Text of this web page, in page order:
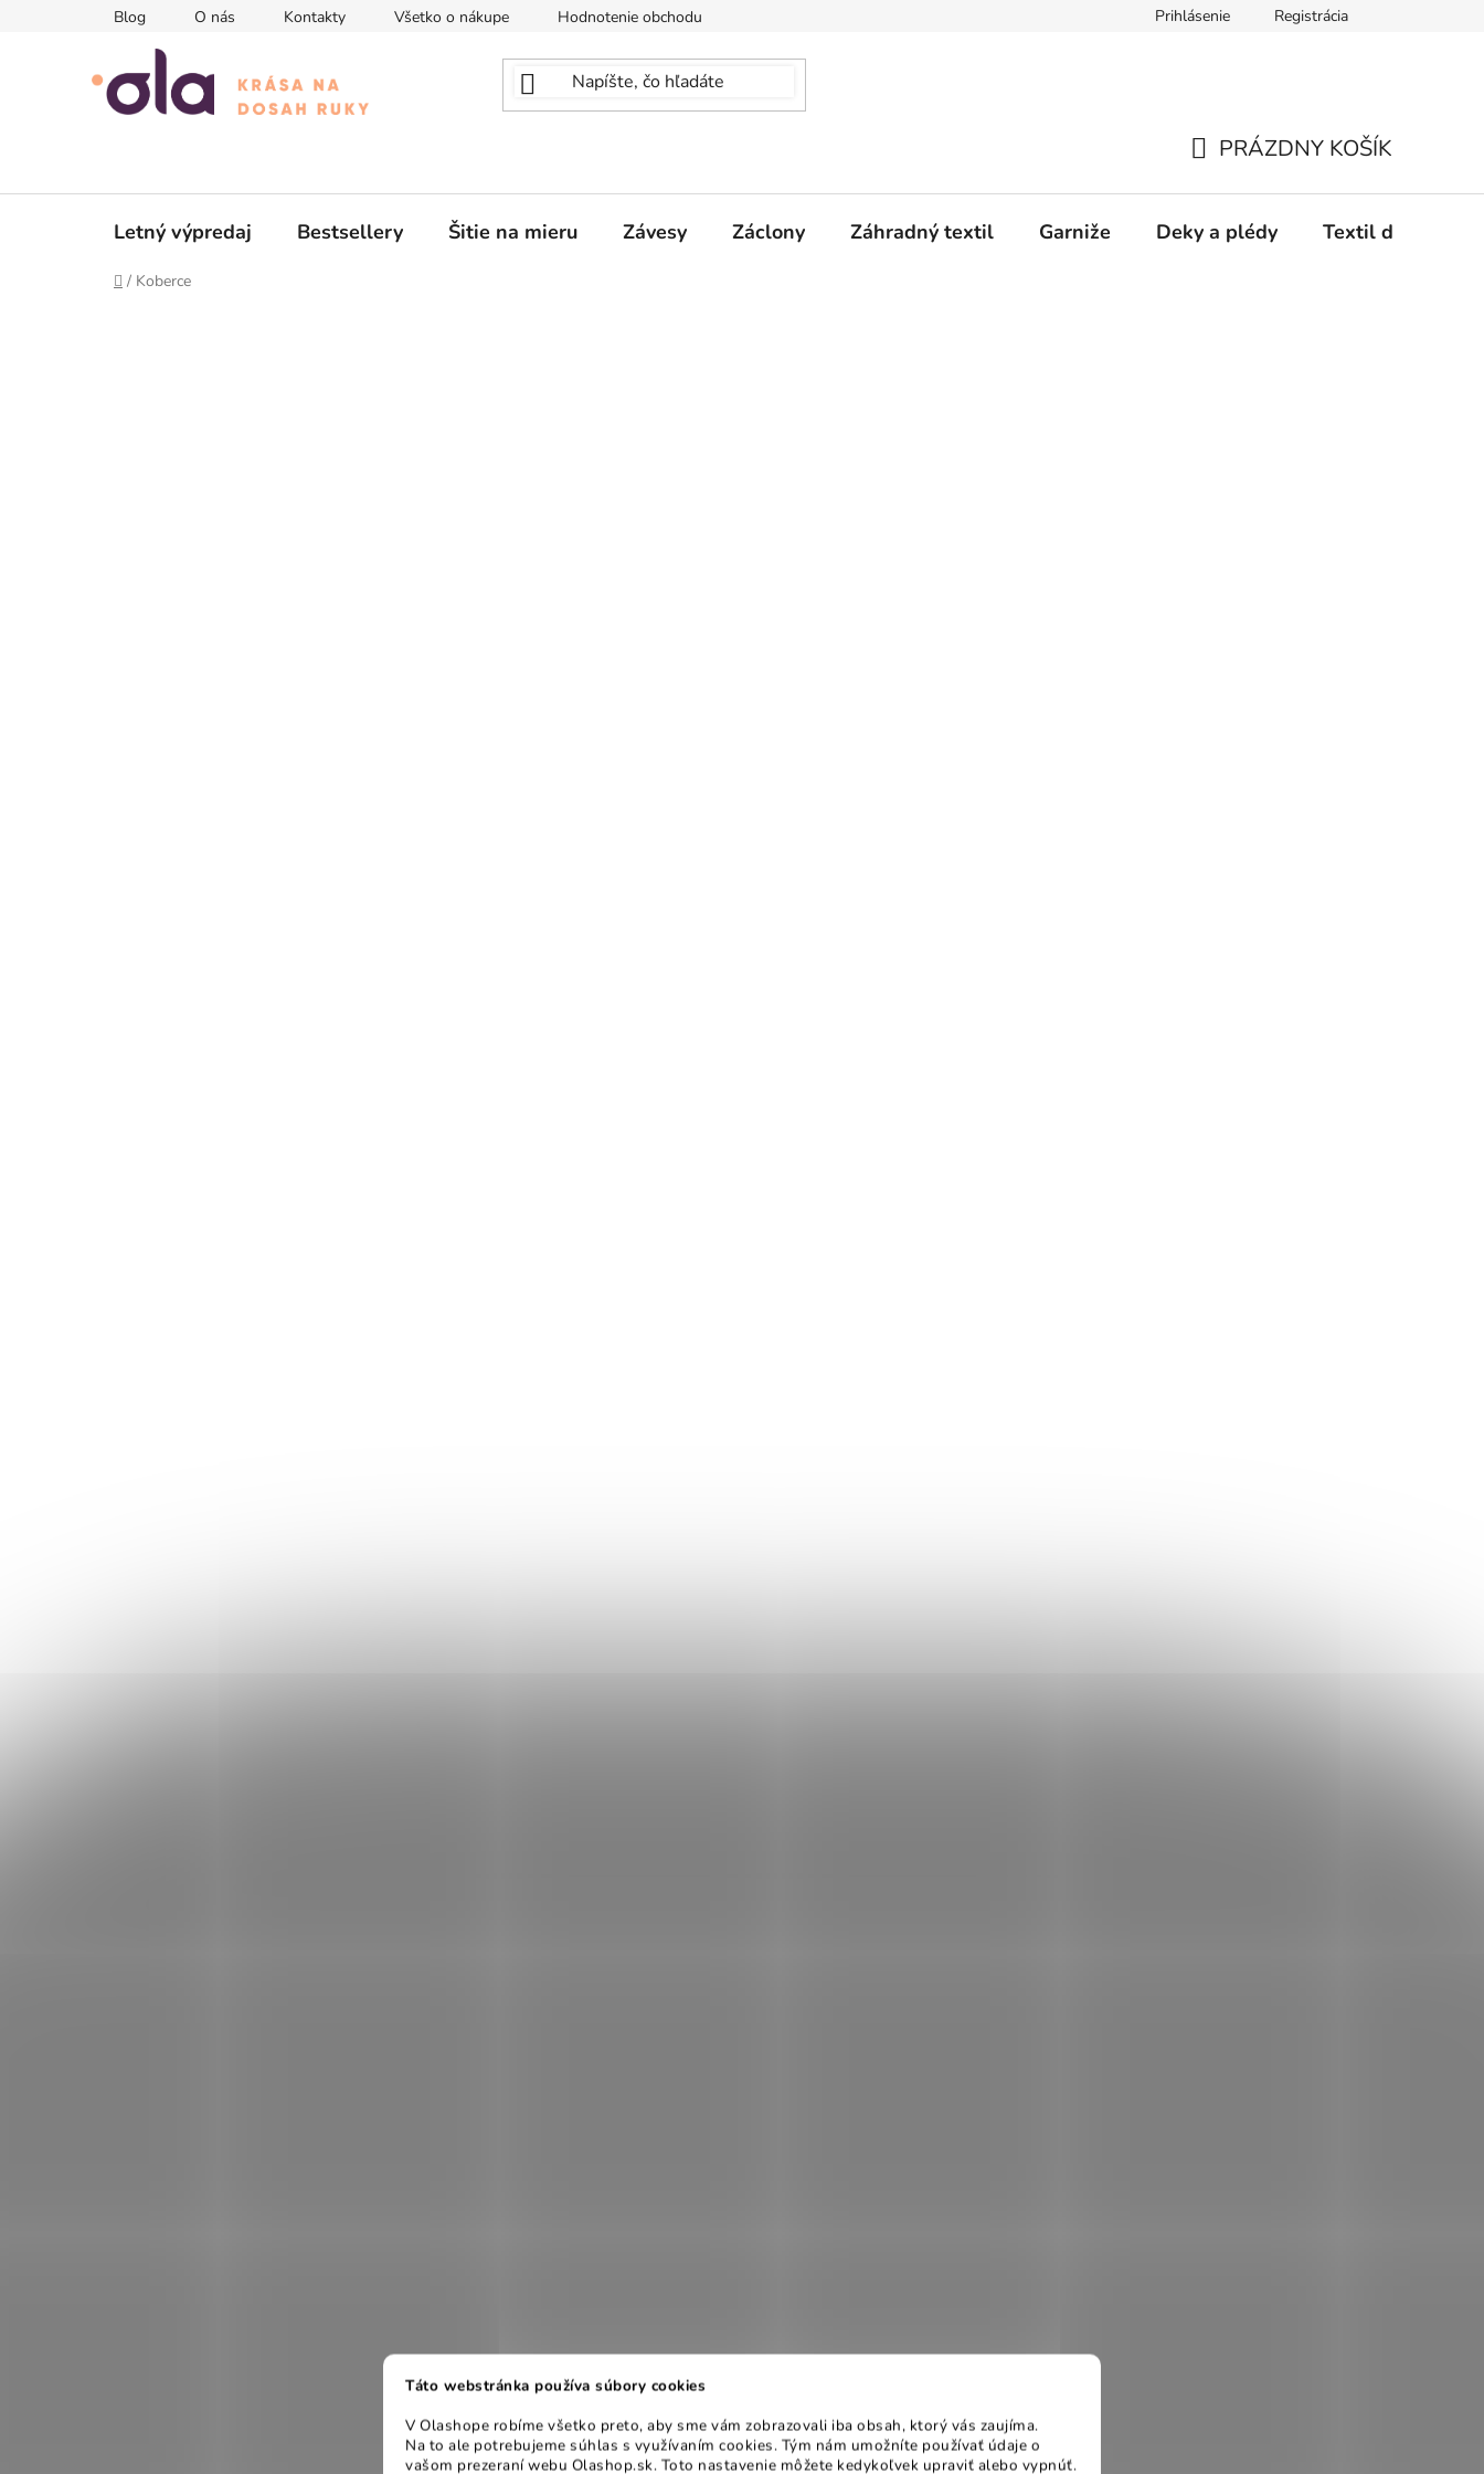
Táto webstránka používa súbory cookies
V Olashope robíme všetko preto, aby sme vám zobrazovali iba obsah, ktorý vás zaujíma.
Na to ale potrebujeme súhlas s využívaním cookies. Tým nám umožníte používať údaje o
vašom prezeraní webu Olashop.sk. Toto nastavenie môžete kedykoľvek upraviť alebo vypnúť.
Blog O nás Kontakty Všetko o nákupe Hodnotenie obchodu Prihlásenie Registrácia
KOŠÍK
PRÁZDNY KOŠÍK
Letný výpredaj Bestsellery Šitie na mieru Závesy Záclony Záhradný textil Garniže Deky a plédy Textil do spálne
Domov
/ Koberce